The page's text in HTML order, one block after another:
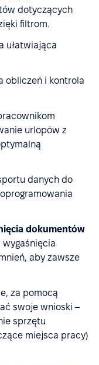
dotyczących
filtrom.
ułatwiająca
obliczeń i kontrola
urlopów z
danych do
dokumentów
aby zawsze
za pomocą
swoje wnioski –
sprzętu
miejsca pracy)